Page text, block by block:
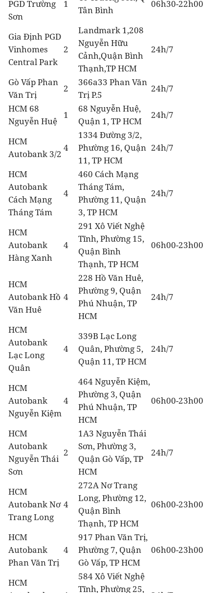
PGD Trường
Sơn
1
Tân Bình
06h30-22h00
Gia Định PGD
Vinhomes
Central Park
2
Landmark 1,208
Nguyễn Hữu
Cảnh,Quận Bình
Thạnh,TP HCM
24h/7
Gò Vấp Phan
Văn Trị
2
366a33 Phan Văn
Trị P.5
24h/7
HCM 68
Nguyễn Huệ
1
68 Nguyễn Huệ,
Quận 1, TP HCM
24h/7
HCM
Autobank 3/2
4
1334 Đường 3/2,
Phường 16, Quận
11, TP HCM
24h/7
HCM
Autobank
Cách Mạng
Tháng Tám
4
460 Cách Mạng
Tháng Tám,
Phường 11, Quận
3, TP HCM
24h/7
HCM
Autobank
Hàng Xanh
4
291 Xô Viết Nghệ
Tĩnh, Phường 15,
Quận Bình
Thạnh, TP HCM
06h00-23h00
HCM
Autobank Hồ
Văn Huê
4
228 Hồ Văn Huê,
Phường 9, Quận
Phú Nhuận, TP
HCM
24h/7
HCM
Autobank
Lạc Long
Quân
4
339B Lạc Long
Quân, Phường 5,
Quận 11, TP HCM
24h/7
HCM
Autobank
Nguyễn Kiệm
4
464 Nguyễn Kiệm,
Phường 3, Quận
Phú Nhuận, TP
HCM
06h00-23h00
HCM
Autobank
Nguyễn Thái
Sơn
2
1A3 Nguyễn Thái
Sơn, Phường 3,
Quận Gò Vấp, TP
HCM
24h/7
HCM
Autobank Nơ
Trang Long
4
272A Nơ Trang
Long, Phường 12,
Quận Bình
Thạnh, TP HCM
06h00-23h00
HCM
Autobank
Phan Văn Trị
4
917 Phan Văn Trị,
Phường 7, Quận
Gò Vấp, TP HCM
06h00-23h00
HCM
584 Xô Viết Nghệ
Tĩnh, Phường 25,